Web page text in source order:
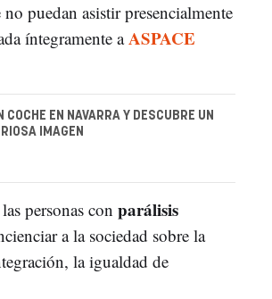
puedan asistir presencialmente
íntegramente aASPACE
EN NAVARRA Y DESCUBRE UN
IMAGEN
personas con parálisis
a la sociedad sobre la
la igualdad de